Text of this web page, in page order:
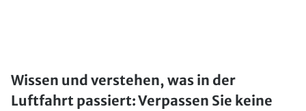
Wissen und verstehen, was in der
Luftfahrt passiert: Verpassen Sie keine